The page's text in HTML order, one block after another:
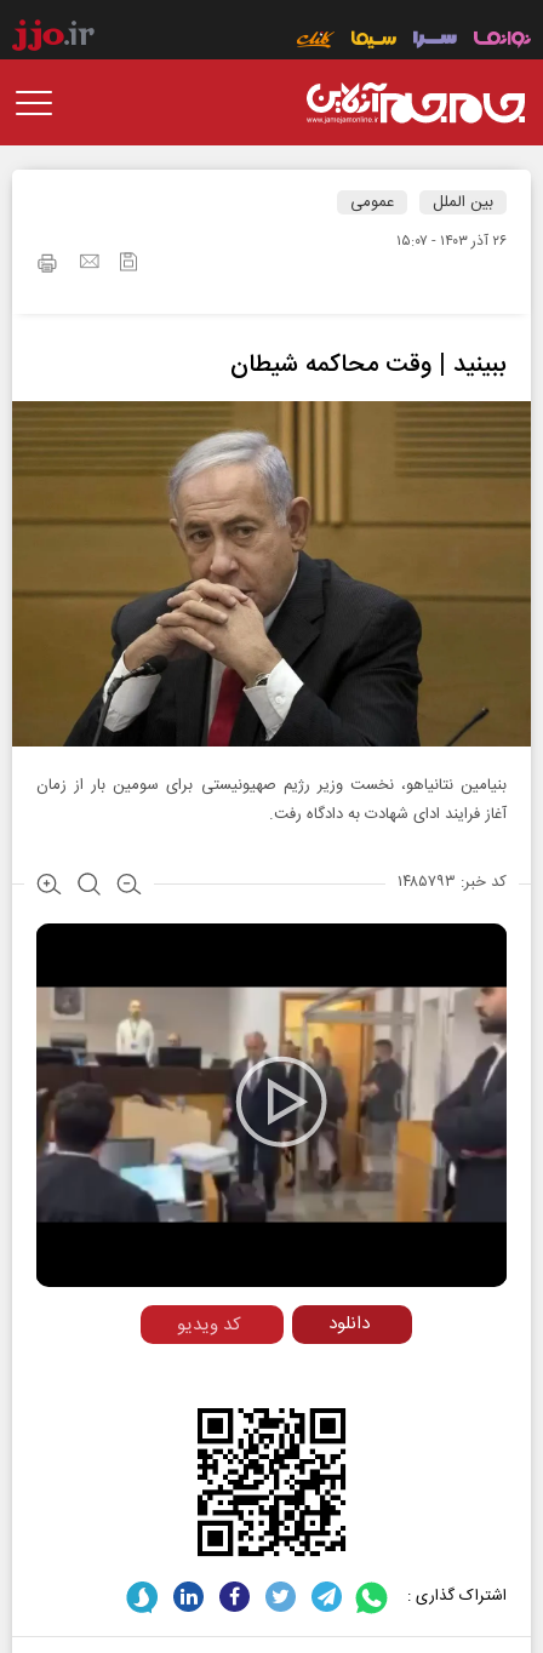
بین الملل عمومی
۲۶ آذر ۱۴۰۳ - ۱۵:۰۷
ببینید | وقت محاکمه شیطان
بنیامین نتانیاهو، نخست وزیر رژیم صهیونیستی برای سومین بار از زمان
آغاز فرایند ادای شهادت به دادگاه رفت.
کد خبر: ۱۴۸۵۷۹۳
Play
کد ویدیو دانلود
اشتراک گذاری :